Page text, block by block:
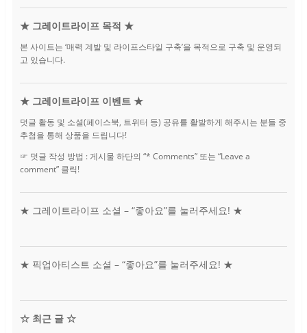
★ 그레이트라이프 목적 ★
본 사이트는 ‘매력 계발 및 라이프스타일 구축’을 목적으로 구축 및 운영되
고 있습니다.
★ 그레이트라이프 이벤트 ★
덧글 활동 및 소셜(페이스북, 트위터 등) 공유를 활발하게 해주시는 분들 중
추첨을 통해 상품을 드립니다!
☞ 덧글 작성 방법 : 게시물 하단의 “* Comments” 또는 “Leave a
comment” 클릭!
★ 그레이트라이프 소셜 – “좋아요”를 눌러주세요! ★
★ 픽업아티스트 소셜 – “좋아요”를 눌러주세요! ★
☆ 최근 글 ☆